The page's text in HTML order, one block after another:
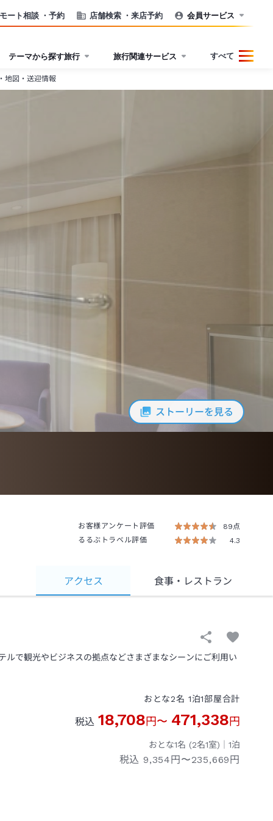
ート相談 ・予約 店舗検索 ・来店予約 会員サービス
テーマから探す旅行 旅行関連サービス すべて
地図・送迎情報
ストーリーを見る
お客様アンケート評価
89点
るるぶトラベル評価
4.3
アクセス 食事・レストラン
で観光やビジネスの拠点などさまざまなシーンにご利用い
おとな2名 1泊1部屋合計
税込 18,708円〜 471,338円
おとな1名 (2名1室)｜ 1泊
税込 9,354円〜235,669円